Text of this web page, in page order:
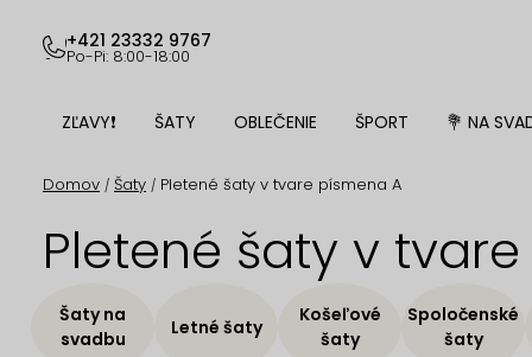
obsah
+421 23332 9767
Po-Pi: 8:00-18:00
ZĽAVY❗ ŠATY OBLEČENIE ŠPORT 💐 NA
Domov / Šaty / Pletené šaty v tvare písmena A
Pletené šaty v
Šaty na
svadbu
Letné šaty
Košeľové
šaty
Spoločenské
šaty